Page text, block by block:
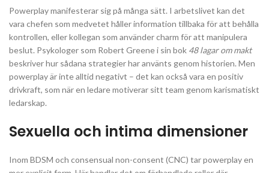
Powerplay manifesterar sig på många sätt. I arbetslivet kan det
vara chefen som medvetet håller information tillbaka för att behålla
kontrollen, eller kollegan som använder charm för att manipulera
beslut. Psykologer som Robert Greene i sin bok 48 lagar om makt
beskriver hur sådana strategier har använts genom historien. Men
powerplay är inte alltid negativt – det kan också vara en positiv
drivkraft, som när en ledare motiverar sitt team genom karismatiskt
ledarskap.
Sexuella och intima dimensioner
Inom BDSM och consensual non-consent (CNC) tar powerplay en